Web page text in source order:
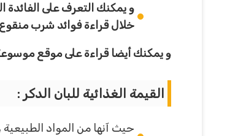
و يمكنك التعرف على الفائدة
خلال قراءة فوائد شرب
و يمكنك أيضا قراءة على موقع
القيمة الغذائية للبان الدكر :
حيث آنها من المواد